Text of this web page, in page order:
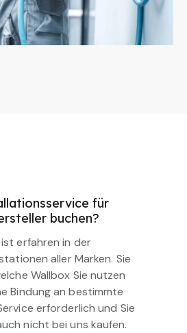
für
buchen?
erfahren in der
aller Marken. Sie
Wallbox Sie nutzen
Bindung an bestimmte
erforderlich und Sie
nicht bei uns kaufen.